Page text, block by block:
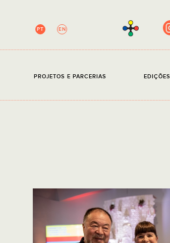
PT EN
Campos de preenchimento obrigatório.
EMAIL
PROJETOS E PARCERIAS EDIÇÕES